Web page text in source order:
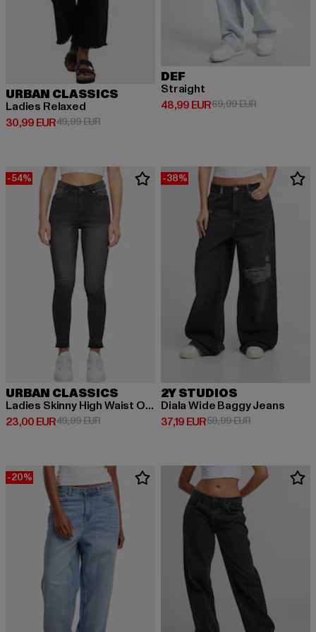
URBAN CLASSICS
Ladies Relaxed
30,99 EUR
Derzeitiger Preis: 30,99 EUR
49,99 EURAktionspreis: 49,99 EUR
DEF
Straight
48,99 EUR
Derzeitiger Preis: 48,99 EUR
69,99 EURAktionspreis:
-54%
URBAN CLASSICS
Ladies Skinny High Waist Open Hem Jeans
23,00 EUR
Derzeitiger Preis: 23,00 EUR
49,99 EURAktionspreis: 49,99 EUR
-38%
2Y STUDIOS
Diala Wide Baggy Jeans
37,19 EUR
Derzeitiger Preis: 37,19 EUR
59,99 EURAktionspreis:
-20%